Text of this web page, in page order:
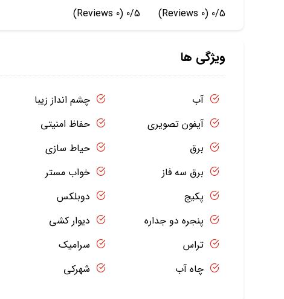
0/5
(0 Reviews)
0/5
(0 Reviews)
ویژگی ها
آب
آیفون تصویری
برق
برق سه فاز
پکیج
پنجره دو جداره
تراس
چاه آب
چشم انداز زیبا
حفاظ امنیتی
حیاط سازی
خواب مستر
دوبلکس
دیوار کشی
سرامیک
شهرکی